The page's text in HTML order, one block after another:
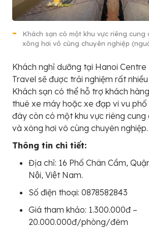
Khách sạn có một khu vực riêng cung
xông hơi vô cùng chuyên nghiệp
Khách nghỉ dưỡng tại Hanoi Centre
Travel sẽ được trải nghiệm rất
Khách sạn có thể hỗ trợ khách
thuê xe máy hoặc xe đạp vi vu
đây còn có một khu vực riêng cung
và xông hơi vô cùng chuyên nghiệp.
Thông tin chi tiết:
Địa chỉ: 16 Phố Chân Cầm,
Nội, Việt Nam.
Số điện thoại: 0878582843
Giá tham khảo: 1.300.000đ –
20.000.000đ/phòng/đêm